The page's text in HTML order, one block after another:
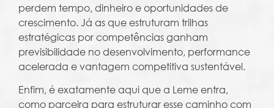
perdem tempo, dinheiro e oportunidades de
crescimento. Já as que estruturam trilhas
estratégicas por competências ganham
previsibilidade no desenvolvimento, performance
acelerada e vantagem competitiva sustentável.
Enfim, é exatamente aqui que a Leme entra,
como parceira para estruturar esse caminho com